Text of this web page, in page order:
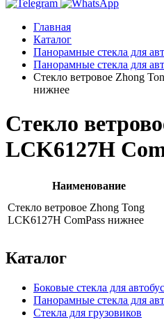
Главная
Каталог
Панорамные стекла для
Панорамные стекла для
Стекло ветровое Zhong
нижнее
Стекло
LCK6127H
Наименование
Стекло ветровое Zhong Tong
LCK6127H ComPass нижнее
Каталог
Боковые стекла для
Панорамные стекла для
Стекла для грузовиков